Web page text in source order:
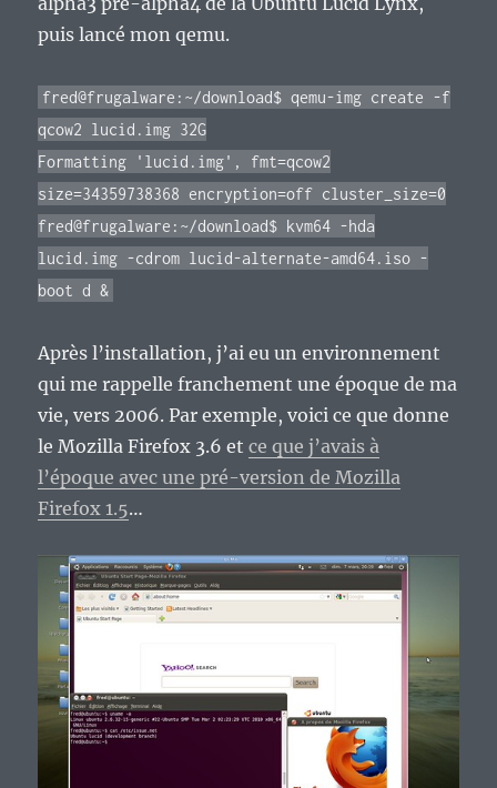
puis lancé mon qemu.
fred@frugalware:~/download$ qemu-img create -f
qcow2 lucid.img 32G
Formatting 'lucid.img', fmt=qcow2
size=34359738368 encryption=off cluster_size=0
fred@frugalware:~/download$ kvm64 -hda
lucid.img -cdrom lucid-alternate-amd64.iso -
boot d &
Après l’installation, j’ai eu un environnement
qui me rappelle franchement une époque de ma
vie, vers 2006. Par exemple, voici ce que donne
le Mozilla Firefox 3.6 etce que j’avais à
l’époque avec une pré-version de Mozilla
Firefox 1.5…